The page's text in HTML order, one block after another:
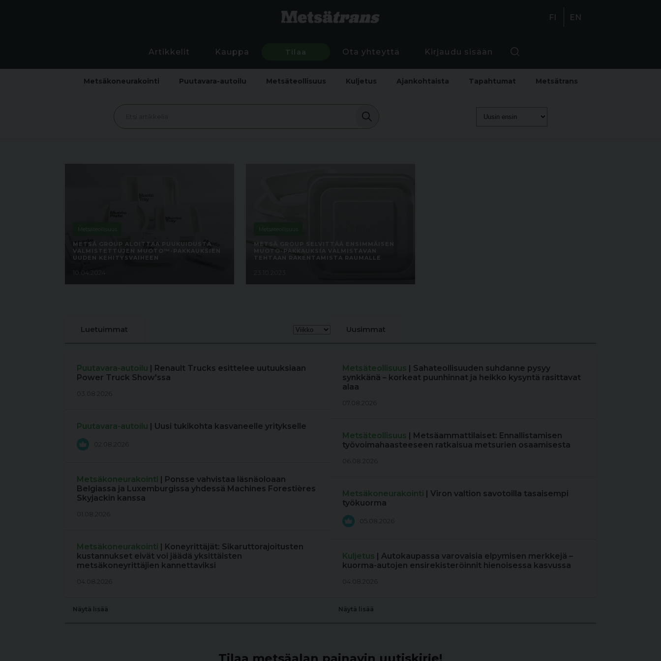
FI EN
Artikkelit Kauppa Tilaa Ota yhteyttä Kirjaudu sisään
Metsäkoneurakointi Puutavara-autoilu Metsäteollisuus Kuljetus Ajankohtaista Tapahtumat Metsätrans
Metsäteollisuus
METSÄ GROUP ALOITTAA PUUKUIDUSTA
VALMISTETTUJEN MUOTO™-PAKKAUKSIEN
UUDEN KEHITYSVAIHEEN
10.04.2024
Metsäteollisuus
METSÄ GROUP SELVITTÄÄ ENSIMMÄISEN
MUOTO-PAKKAUKSIA VALMISTAVAN
TEHTAAN RAKENTAMISTA RAUMALLE
Luetuimmat
Puutavara-autoilu | Renault Trucks esittelee uutuuksiaan
Power Truck Show'ssa
03.08.2026
Puutavara-autoilu | Uusi tukikohta kasvaneelle yritykselle
02.08.2026
Metsäkoneurakointi | Ponsse vahvistaa läsnäoloaan
Belgiassa ja Luxemburgissa yhdessä Machines Forestières
Skyjackin kanssa
01.08.2026
Metsäkoneurakointi | Koneyrittäjät: Sikaruttorajoitusten
kustannukset eivät voi jäädä yksittäisten
metsäkoneyrittäjien kannettaviksi
04.08.2026
Näytä lisää
Uusimmat
Metsäteollisuus | Sahateollisuuden suhdanne pysyy
synkkänä – korkeat puunhinnat ja heikko kysyntä rasittavat
alaa
07.08.2026
Metsäteollisuus | Metsäammattilaiset: Ennallistamisen
työvoimahaasteeseen ratkaisua metsurien osaamisesta
06.08.2026
Metsäkoneurakointi | Viron valtion savotoilla tasaisempi
työkuorma
05.08.2026
Kuljetus | Autokaupassa varovaisia elpymisen merkkejä –
kuorma-autojen ensirekisteröinnit hienoisessa kasvussa
04.08.2026
Näytä lisää
Tilaa metsäalan painavin uutiskirje!